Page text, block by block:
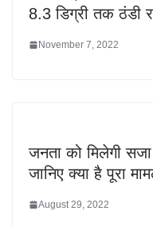
8.3 डिग्री तक ठंडी
November 7, 2022
जनता को मिलेगी
जानिए क्या है पूरा
August 29, 2022